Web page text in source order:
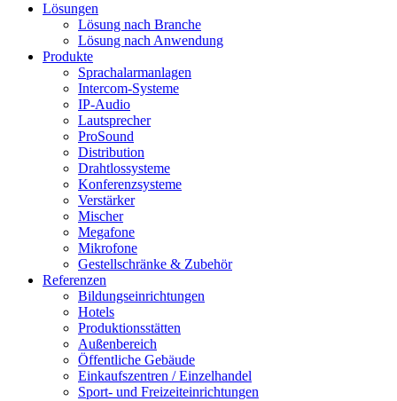
Lösungen
Lösung nach Branche
Lösung nach Anwendung
Produkte
Sprachalarmanlagen
Intercom-Systeme
IP-Audio
Lautsprecher
ProSound
Distribution
Drahtlossysteme
Konferenzsysteme
Verstärker
Mischer
Megafone
Mikrofone
Gestellschränke & Zubehör
Referenzen
Bildungseinrichtungen
Hotels
Produktionsstätten
Außenbereich
Öffentliche Gebäude
Einkaufszentren / Einzelhandel
Sport- und Freizeiteinrichtungen